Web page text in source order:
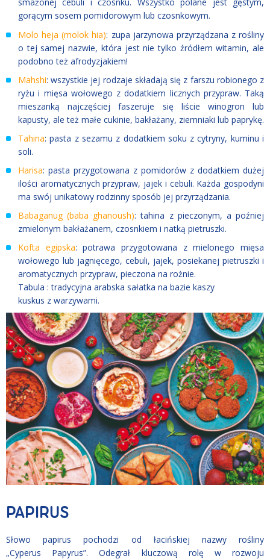
smażonej cebuli i czosnku. Wszystko polane jest gęstym,
gorącym sosem pomidorowym lub czosnkowym.
Molo heja (molok hia): zupa jarzynowa przyrządzana z rośliny
o tej samej nazwie, która jest nie tylko źródłem witamin, ale
podobno też afrodyzjakiem!
Mahshi: wszystkie jej rodzaje składają się z farszu robionego z
ryżu i mięsa wołowego z dodatkiem licznych przypraw. Taką
mieszanką najczęściej faszeruje się liście winogron lub
kapusty, ale też małe cukinie, bakłażany, ziemniaki lub paprykę.
Tahina: pasta z sezamu z dodatkiem soku z cytryny, kuminu i
soli.
Harisa: pasta przygotowana z pomidorów z dodatkiem dużej
ilości aromatycznych przypraw, jajek i cebuli. Każda gospodyni
ma swój unikatowy rodzinny sposób jej przyrządzania.
Babaganug (baba ghanoush): tahina z pieczonym, a poźniej
zmielonym bakłażanem, czosnkiem i natką pietruszki.
Kofta egipska: potrawa przygotowana z mielonego mięsa
wołowego lub jagnięcego, cebuli, jajek, posiekanej pietruszki i
aromatycznych przypraw, pieczona na rożnie.
Tabula : tradycyjna arabska sałatka na bazie kaszy
kuskus z warzywami.
PAPIRUS
Słowo papirus pochodzi od łacińskiej nazwy rośliny
„Cyperus Papyrus”. Odegrał kluczową rolę w rozwoju